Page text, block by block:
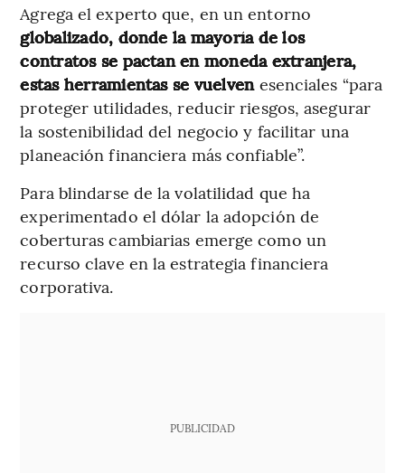
Agrega el experto que, en un entorno
globalizado, donde la mayoría de los
contratos se pactan en moneda extranjera,
estas herramientas se vuelven esenciales “para
proteger utilidades, reducir riesgos, asegurar
la sostenibilidad del negocio y facilitar una
planeación financiera más confiable”.
Para blindarse de la volatilidad que ha
experimentado el dólar la adopción de
coberturas cambiarias emerge como un
recurso clave en la estrategia financiera
corporativa.
PUBLICIDAD